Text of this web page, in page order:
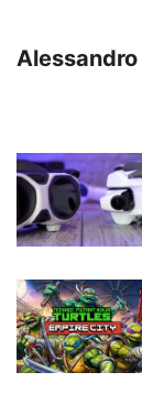
Alessandro